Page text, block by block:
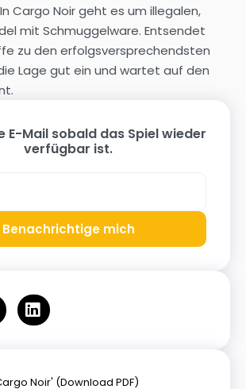
Cargo Noir geht es um illegalen,
mit Schmuggelware. Entsendet
zu den erfolgsversprechendsten
Lage gut ein und wartet auf den
E-Mail sobald das Spiel wieder
verfügbar ist.
Benachrichtige mich
Noir' (Download PDF)